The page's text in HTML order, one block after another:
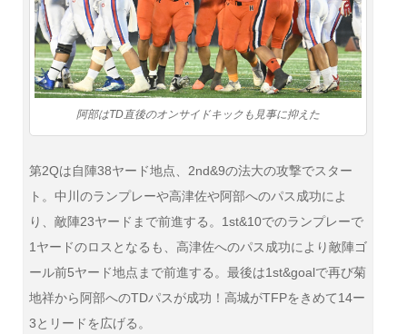
阿部はTD直後のオンサイドキックも見事に抑えた
第2Qは自陣38ヤード地点、2nd&9の法大の攻撃でスター
ト。中川のランプレーや高津佐や阿部へのパス成功によ
り、敵陣23ヤードまで前進する。1st&10でのランプレーで
1ヤードのロスとなるも、高津佐へのパス成功により敵陣ゴ
ール前5ヤード地点まで前進する。最後は1st&goalで再び菊
地祥から阿部へのTDパスが成功！高城がTFPをきめて14ー
3とリードを広げる。